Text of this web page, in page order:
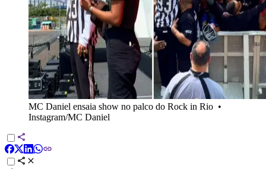
MC Daniel ensaia show no palco do Rock in Rio •
Instagram/MC Daniel